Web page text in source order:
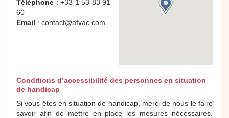
Téléphone : +33 1 53 83 91
60
Email : contact@afvac.com
Conditions d’accessibilité des personnes en situation
de handicap
Si vous êtes en situation de handicap, merci de nous le faire
savoir afin de mettre en place les mesures nécessaires.